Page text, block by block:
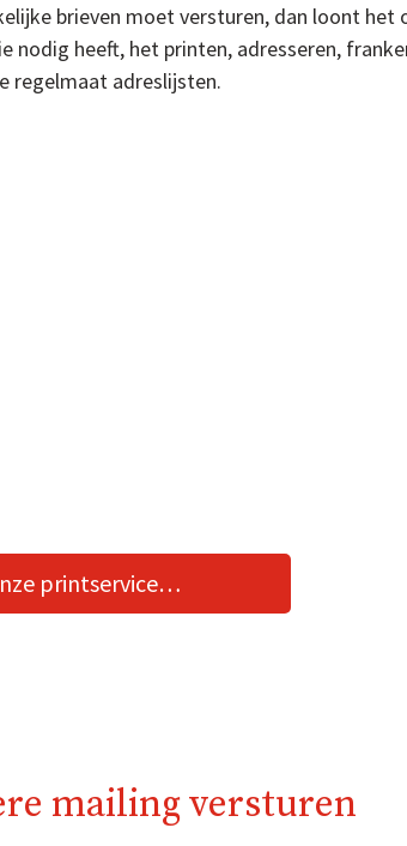
brieven moet versturen, dan loont het
nodig heeft, het printen, adresseren,
regelmaat adreslijsten.
printservice…
mailing versturen